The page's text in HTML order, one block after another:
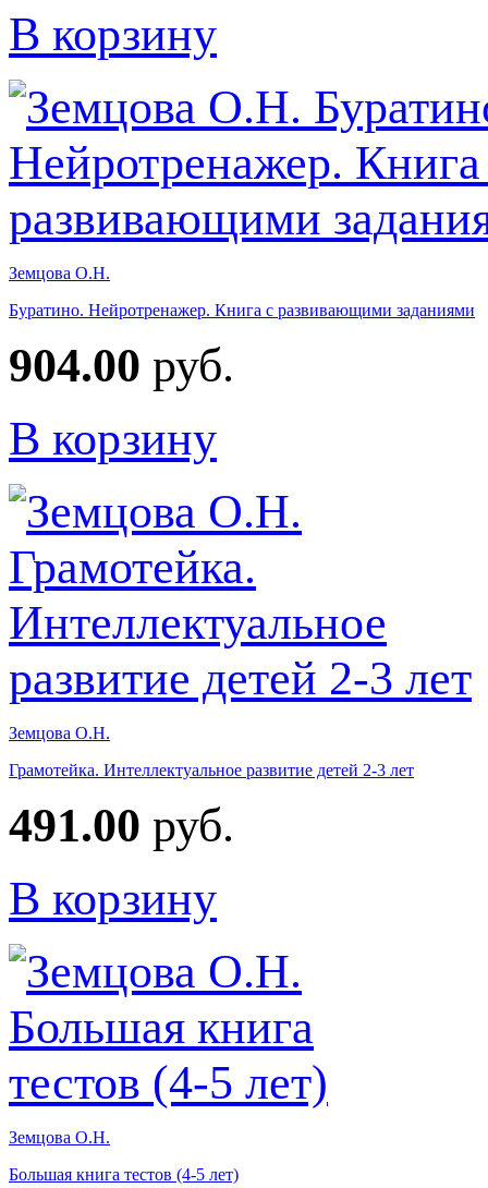
В корзину
Земцова О.Н.
Буратино. Нейротренажер. Книга с развивающими заданиями
904.00 руб.
В корзину
Земцова О.Н.
Грамотейка. Интеллектуальное развитие детей 2-3 лет
491.00 руб.
В корзину
Земцова О.Н.
Большая книга тестов (4-5 лет)